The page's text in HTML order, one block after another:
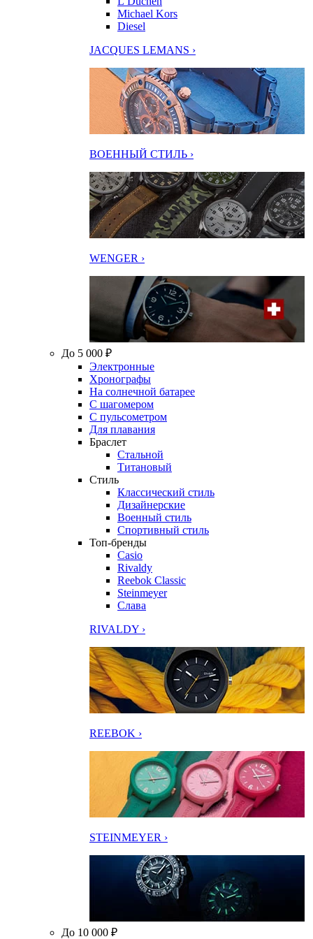
Michael Kors
Diesel
JACQUES LEMANS ›
ВОЕННЫЙ СТИЛЬ ›
WENGER ›
До 5 000 ₽
Электронные
Хронографы
На солнечной батарее
С шагомером
С пульсометром
Для плавания
Браслет
Стальной
Титановый
Стиль
Классический стиль
Дизайнерские
Военный стиль
Спортивный стиль
Топ-бренды
Casio
Rivaldy
Reebok Classic
Steinmeyer
Слава
RIVALDY ›
REEBOK ›
STEINMEYER ›
До 10 000 ₽